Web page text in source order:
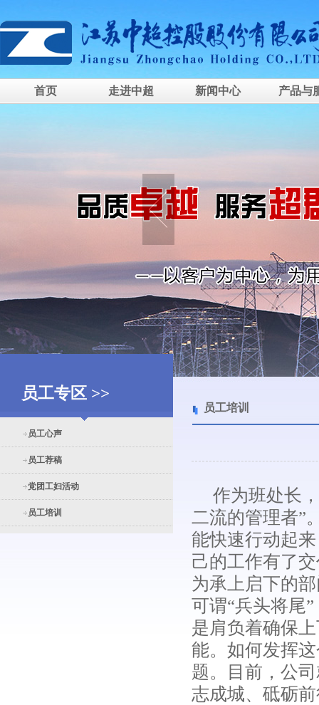
首页 走进中超 新闻中心 产品与
员工专区 >>
员工心声
员工荐稿
党团工妇活动
员工培训
员工培训
作为班处长，
二流的管理者”
能快速行动起
己的工作有了
为承上启下的
可谓“兵头将尾
是肩负着确保
能。如何发挥
题。目前，公
志成城、砥砺